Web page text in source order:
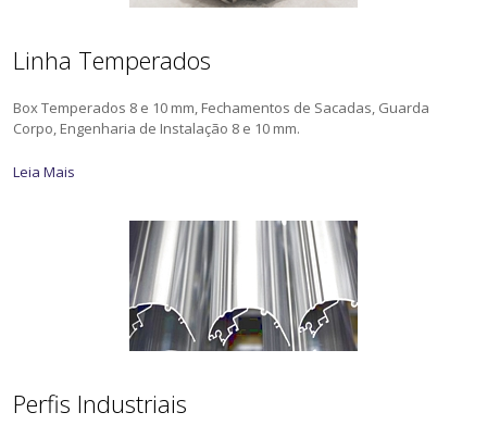
Linha Temperados
Box Temperados 8 e 10 mm, Fechamentos de Sacadas, Guarda
Corpo, Engenharia de Instalação 8 e 10 mm.
Leia Mais
Perfis Industriais